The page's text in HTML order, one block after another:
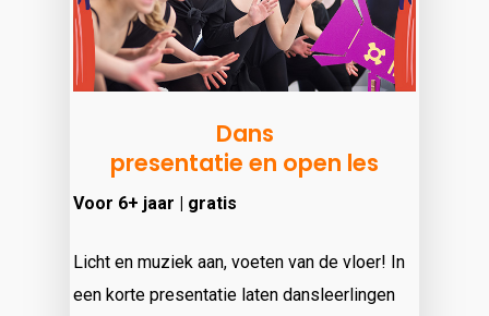
Dans
presentatie en open les
Voor 6+ jaar | gratis
Licht en muziek aan, voeten van de vloer! In
een korte presentatie laten dansleerlingen